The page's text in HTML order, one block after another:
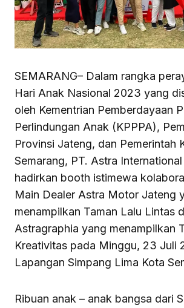
SEMARANG– Dalam rangka
Hari Anak Nasional 2023 yang
oleh Kementrian Pemberdayaan
Perlindungan Anak (KPPPA),
Provinsi Jateng, dan Pemerintah
Semarang, PT. Astra
hadirkan booth istimewa
Main Dealer Astra Motor Jateng
menampilkan Taman Lalu Lintas
Astragraphia yang menampilkan
Kreativitas pada Minggu, 23 Juli
Lapangan Simpang Lima Kota
Ribuan anak – anak bangsa dari